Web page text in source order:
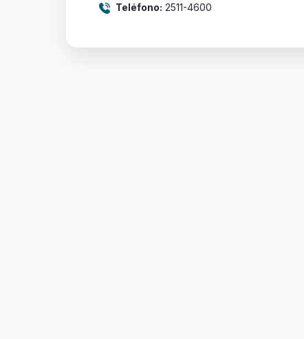
Teléfono: 2511-4600